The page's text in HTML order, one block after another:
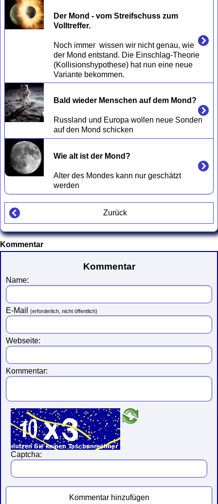
Der Mond - vom Streifschuss zum
Volltreffer.
Noch immer  wissen wir nicht genau, wie
der Mond entstand. Die Einschlag-Theorie
(Kollisionshypothese) hat nun eine neue
Bald wieder Menschen auf dem Mond?
Russland und Europa wollen neue Sonden
Wie alt ist der Mond?
Alter des Mondes kann nur geschätzt
Zurück
Kommentar
Kommentar
Name:
E-Mail (erforderlich, nicht öffentlich)
Webseite:
Kommentar:
Captcha:
Kommentar hinzufügen